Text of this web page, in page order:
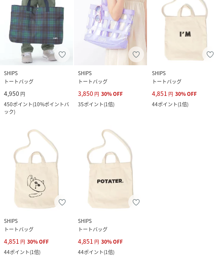
SHIPS
トートバッグ
4,950 円
450ポイント(10%ポイントバ
ック)
SHIPS
トートバッグ
3,850 円 30%OFF
35ポイント(1倍)
SHIPS
トートバッグ
4,851 円 30%OFF
44ポイント(1倍)
SHIPS
トートバッグ
4,851 円 30%OFF
44ポイント(1倍)
SHIPS
トートバッグ
4,851 円 30%OFF
44ポイント(1倍)